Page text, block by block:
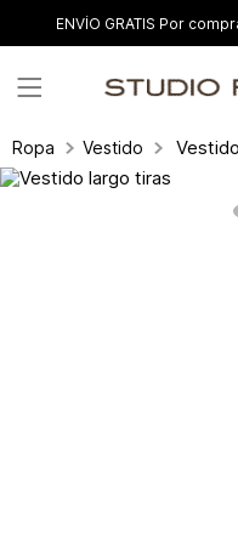
ENVÍO GRATIS Por
Ropa Vestidos